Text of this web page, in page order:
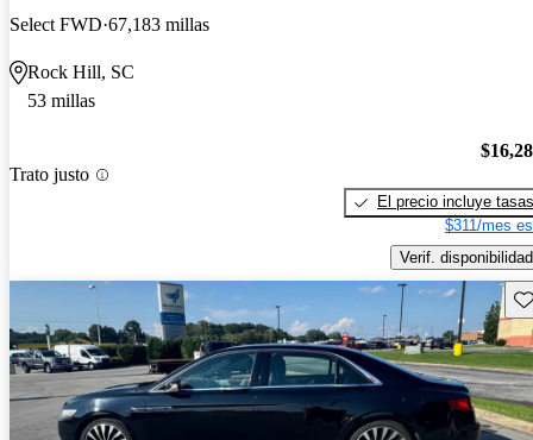
Select FWD 67,183 millas
Rock Hill, SC
53 millas
Trato justo
El precio incluye tasas
$311/mes
Verif. disponibilidad